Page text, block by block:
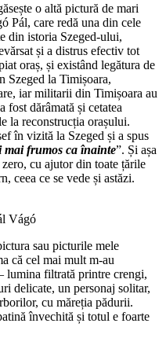
o altă pictură de mari
Pál, care redă una din cele
din istoria Szeged-ului,
și a distrus efectiv tot
oraș, și existând legătura de
Szeged la Timișoara,
iar militarii din Timișoara au
fost dărâmată și cetatea
la reconstrucția orașului.
în vizită la Szeged și a spus
mai frumos ca înainte”. Și așa
cu ajutor din toate țările
ceea ce se vede și astăzi.
Vágó
sau picturile mele
că cel mai mult m-au
lumina filtrată printre crengi,
delicate, un personaj solitar,
cu măreția pădurii.
învechită și totul e foarte